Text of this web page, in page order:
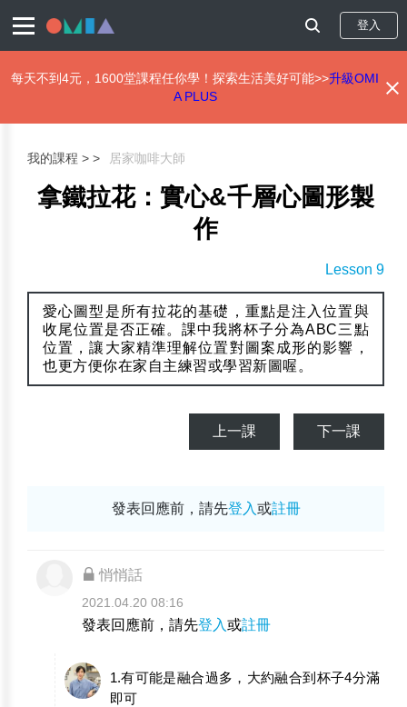
登入
每天不到4元，1600堂課程任你學！探索生活美好可能>>升級OMI
A PLUS
我的課程 > 居家咖啡大師
拿鐵拉花：實心&千層心圖形製
作
Lesson 9
愛心圖型是所有拉花的基礎，重點是注入位置與
收尾位置是否正確。課中我將杯子分為ABC三點
位置，讓大家精準理解位置對圖案成形的影響，
也更方便你在家自主練習或學習新圖喔。
上一課 下一課
發表回應前，請先登入或註冊
悄悄話
2021.04.20 08:16
發表回應前，請先登入或註冊
1.有可能是融合過多，大約融合到杯子4分滿
即可